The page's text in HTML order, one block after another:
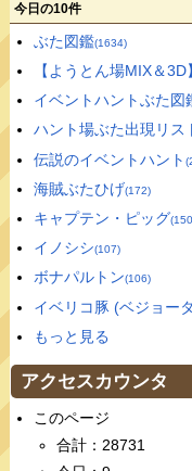
今日の10件
ぶた図鑑(1634)
【ようとん場MIX＆
イベントハントぶた図
ハント場ぶた出現リス
伝説のイベントハント
海賊ぶたひげ(172)
キャプテン・ピッグ
イノシシ(107)
ボナパルトン(106)
イベリコ豚 (ベジョー
もっと見る
アクセスカウンタ
このページ
合計：28731